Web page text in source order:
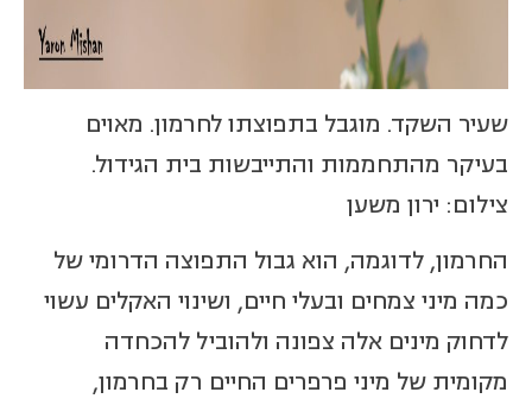
שעיר השקד. מוגבל בתפוצתו לחרמון. מאוים
בעיקר מהתחממות והתייבשות בית הגידול.
צילום: ירון משען
החרמון, לדוגמה, הוא גבול התפוצה הדרומי של
כמה מיני צמחים ובעלי חיים, ושינוי האקלים עשוי
לדחוק מינים אלה צפונה ולהוביל להכחדה
מקומית של מיני פרפרים החיים רק בחרמון,